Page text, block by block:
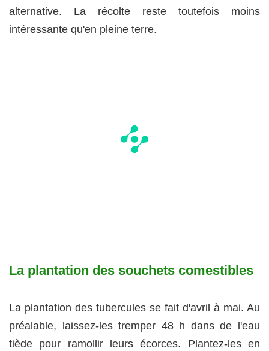
alternative. La récolte reste toutefois moins
intéressante qu'en pleine terre.
La plantation des souchets comestibles
La plantation des tubercules se fait d'avril à mai. Au
préalable, laissez-les tremper 48 h dans de l'eau
tiède pour ramollir leurs écorces. Plantez-les en